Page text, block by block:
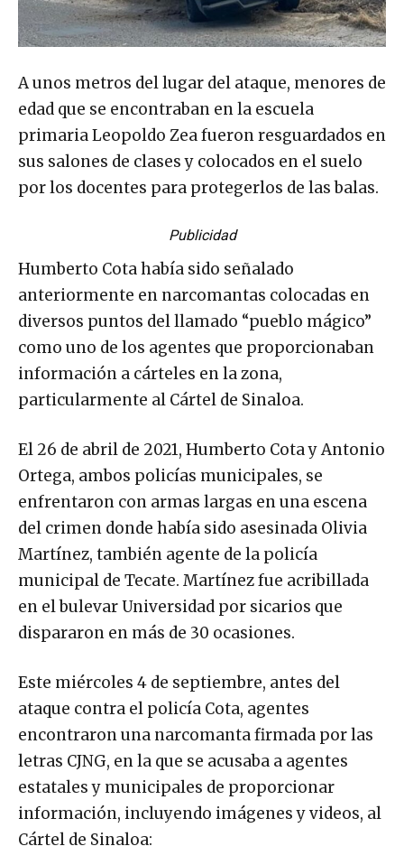
A unos metros del lugar del ataque, menores de
edad que se encontraban en la escuela
primaria Leopoldo Zea fueron resguardados en
sus salones de clases y colocados en el suelo
por los docentes para protegerlos de las balas.
Publicidad
Humberto Cota había sido señalado
anteriormente en narcomantas colocadas en
diversos puntos del llamado “pueblo mágico”
como uno de los agentes que proporcionaban
información a cárteles en la zona,
particularmente al Cártel de Sinaloa.
El 26 de abril de 2021, Humberto Cota y Antonio
Ortega, ambos policías municipales, se
enfrentaron con armas largas en una escena
del crimen donde había sido asesinada Olivia
Martínez, también agente de la policía
municipal de Tecate. Martínez fue acribillada
en el bulevar Universidad por sicarios que
dispararon en más de 30 ocasiones.
Este miércoles 4 de septiembre, antes del
ataque contra el policía Cota, agentes
encontraron una narcomanta firmada por las
letras CJNG, en la que se acusaba a agentes
estatales y municipales de proporcionar
información, incluyendo imágenes y videos, al
Cártel de Sinaloa: